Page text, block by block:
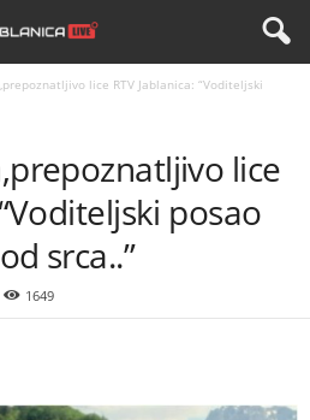
lice RTV Jablanica: “Voditeljski
lice
posao
srca..”
1649